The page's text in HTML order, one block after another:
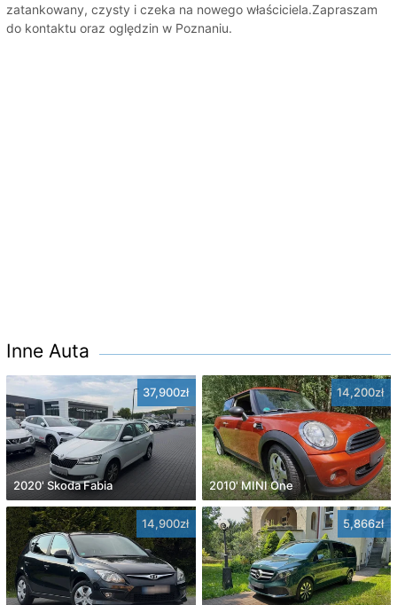
zatankowany, czysty i czeka na nowego właściciela.Zapraszam
do kontaktu oraz oględzin w Poznaniu.
Inne Auta
37,900zł
2020' Skoda Fabia
14,200zł
2010' MINI One
14,900zł 5,866zł